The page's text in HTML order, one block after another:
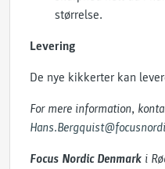
størrelse.
Levering
De nye kikkerter kan
For mere information,
Focus Nordic Denmark i